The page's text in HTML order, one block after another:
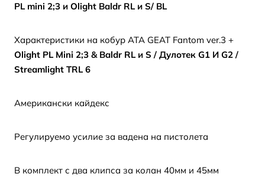
PL mini 2;3 и Olight Baldr RL и S/ BL
Характеристики на кобур ATA GEAT Fantom ver.3 +
Olight PL Mini 2;3 & Baldr RL и S / Дулотек G1 И G2 /
Streamlight TRL 6
Американски кайдекс
Регулируемо усилие за вадена на пистолета
В комплект с два клипса за колан 40мм и 45мм